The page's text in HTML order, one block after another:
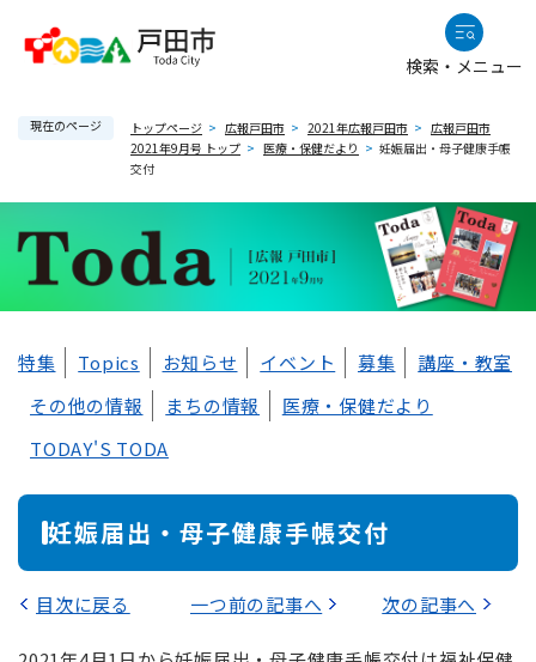
検索・メニュー
現在のページ トップページ > 広報戸田市 > 2021年広報戸田市 > 広報戸田市
2021年9月号 トップ > 医療・保健だより > 妊娠届出・母子健康手帳
交付
文
特集 Topics お知らせ イベント 募集
講座・教室
その他の情報
まちの情報
医療・保健だより
TODAY'S TODA
妊娠届出・母子健康手帳交付
目次に戻る 次の記事へ
一つ前の記事へ